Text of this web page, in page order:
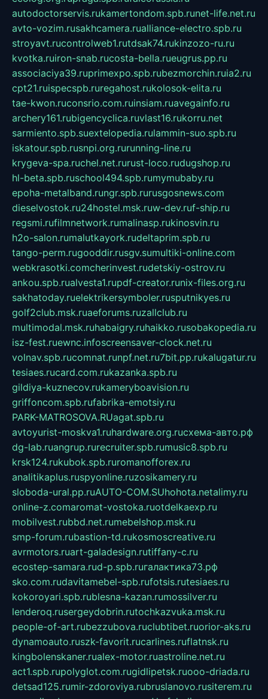
autodoctorservis.rukamertondom.spb.runet-life.net.ru
avto-vozim.rusakhcamera.rualliance-electro.spb.ru
stroyavt.rucontrolweb1.rutdsak74.rukinzozo-ru.ru
kvotka.ruiron-snab.rucosta-bella.rueugrus.pp.ru
associaciya39.ruprimexpo.spb.rubezmorchin.ruia2.ru
cpt21.ruispecspb.ruregahost.rukolosok-elita.ru
tae-kwon.ruconsrio.com.ruinsiam.ruavegainfo.ru
archery161.rubigencyclica.ruvlast16.rukorru.net
sarmiento.spb.suextelopedia.rulammin-suo.spb.ru
iskatour.spb.rusnpi.org.rurunning-line.ru
krygeva-spa.ruchel.net.rurust-loco.rudugshop.ru
hl-beta.spb.ruschool494.spb.rumymubaby.ru
epoha-metalband.rungr.spb.rurusgosnews.com
dieselvostok.ru24hostel.msk.ruw-dev.ruf-ship.ru
regsmi.rufilmnetwork.rumalinasp.rukinosvin.ru
h2o-salon.rumalutkayork.rudeltaprim.spb.ru
tango-perm.rugooddir.rusgv.sumultiki-online.com
webkrasotki.comcherinvest.rudetskiy-ostrov.ru
ankou.spb.rualvesta1.rupdf-creator.runix-files.org.ru
sakhatoday.ruelektrikersymboler.rusputnikyes.ru
golf2club.msk.ruaeforums.ruzallclub.ru
multimodal.msk.ruhabaigry.ruhaikko.rusobakopedia.ru
isz-fest.ruewnc.infoscreensaver-clock.net.ru
volnav.spb.rucomnat.runpf.net.ru7bit.pp.rukalugatur.ru
tesiaes.rucard.com.rukazanka.spb.ru
gildiya-kuznecov.rukameryboavision.ru
griffoncom.spb.rufabrika-emotsiy.ru
PARK-MATROSOVA.RUagat.spb.ru
avtoyurist-moskva1.ruhardware.org.ruсхема-авто.рф
dg-lab.ruangrup.rurecruiter.spb.rumusic8.spb.ru
krsk124.rukubok.spb.ruromanofforex.ru
analitikaplus.ruspyonline.ruzosikamery.ru
sloboda-ural.pp.ruAUTO-COM.SUhohota.netalimy.ru
online-z.comaromat-vostoka.ruotdelkaexp.ru
mobilvest.rubbd.net.rumebelshop.msk.ru
smp-forum.rubastion-td.rukosmoscreative.ru
avrmotors.ruart-galadesign.rutiffany-c.ru
ecostep-samara.rud-p.spb.ruгалактика73.рф
sko.com.rudavitamebel-spb.rufotsis.rutesiaes.ru
kokoroyari.spb.rublesna-kazan.rumossilver.ru
lenderoq.rusergeydobrin.rutochkazvuka.msk.ru
people-of-art.rubezzubova.ruclubtibet.ruorior-aks.ru
dynamoauto.ruszk-favorit.rucarlines.ruflatnsk.ru
kingbolenskaner.rualex-motor.ruastroline.net.ru
act1.spb.rupolyglot.com.rugidlipetsk.ruooo-driada.ru
detsad125.rumir-zdoroviya.rubruslanovo.rusiterem.ru